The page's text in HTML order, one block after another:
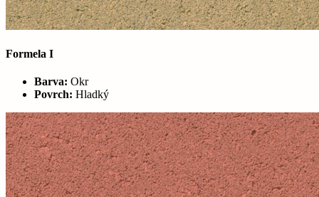
Formela I
Barva: Okr
Povrch: Hladký